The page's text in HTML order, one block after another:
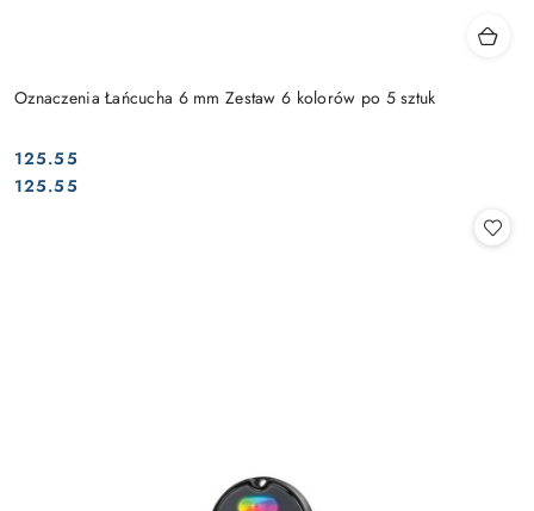
Oznaczenia Łańcucha 6 mm Zestaw 6 kolorów po 5 sztuk
Cena:
125.55
Cena:
125.55